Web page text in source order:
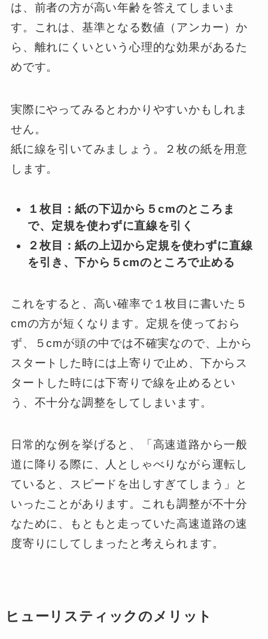
は、前者の方が高い年齢を答えてしまいま
す。これは、基準となる数値（アンカー）か
ら、離れにくいという心理的な効果があるた
めです。
実際にやってみるとわかりやすいかもしれま
せん。
紙に線を引いてみましょう。２枚の紙を用意
します。
１枚目：紙の下辺から５cmのところま
で、定規を使わずに直線を引く
２枚目：紙の上辺から定規を使わずに直線
を引き、下から５cmのところで止める
これをすると、高い確率で１枚目に書いた５
cmの方が短くなります。定規を使っておら
ず、５cmが頭の中では不確実なので、上から
スタートした時には上寄りで止め、下からス
タートした時には下寄りで線を止めるとい
う、不十分な調整をしてしまいます。
日常的な例を挙げると、「高速道路から一般
道に降りる際に、人としゃべりながら運転し
ていると、スピードを出しすぎてしまう」と
いったことがあります。これも調整が不十分
なために、もともと走っていた高速道路の速
度寄りにしてしまったと考えられます。
ヒューリスティックのメリット